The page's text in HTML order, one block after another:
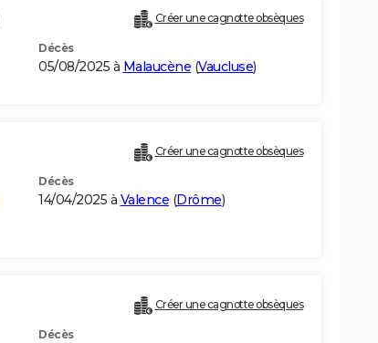
Créer une cagnotte obsèques
Décès
05/08/2025 à Malaucène (Vaucluse)
Créer une cagnotte obsèques
Décès
14/04/2025 à Valence (Drôme)
Créer une cagnotte obsèques
Décès